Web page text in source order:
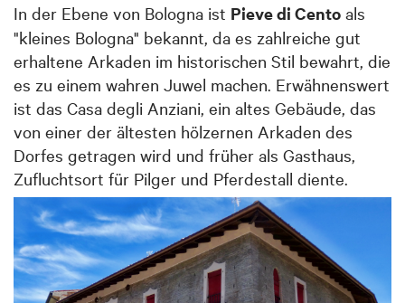
In der Ebene von Bologna ist Pieve di Cento als
"kleines Bologna" bekannt, da es zahlreiche gut
erhaltene Arkaden im historischen Stil bewahrt, die
es zu einem wahren Juwel machen. Erwähnenswert
ist das Casa degli Anziani, ein altes Gebäude, das
von einer der ältesten hölzernen Arkaden des
Dorfes getragen wird und früher als Gasthaus,
Zufluchtsort für Pilger und Pferdestall diente.